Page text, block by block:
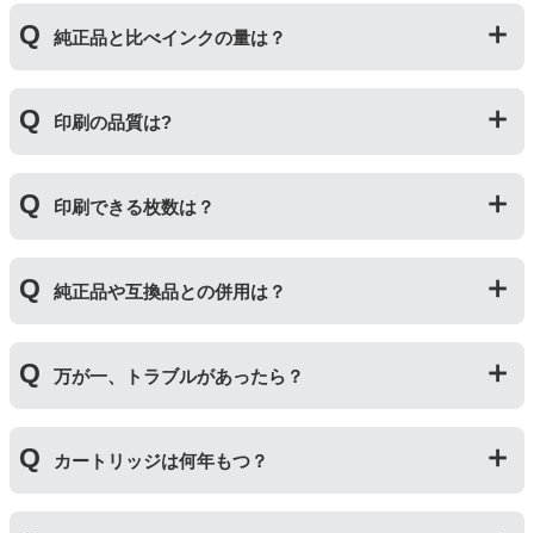
いる互換品です。プリンターに適合するように作られて
いますが、一部特許回避を目的に形状をあえて変更して
ご安心ください。
純正品と比べインクの量は？
インク量が入っており、純正インクと同等量の印刷がで
きます。（インクが純正品より多く入っていても、必ず
ん。）
印刷の品質は?
の順です。
したブログ記事がございますのでよろしければご覧くだ
純正インク・互換インク・詰め替えインクの違い【まと
め】
印刷できる枚数は？
インク量が入っており、純正インクと同等量の印刷がで
きます。（インクが純正品より多く入っていても、必ず
ん。）印刷枚数についてはご使用環境により大きく左右
純正品や互換品との併用は？
併用してご使用いただけます。（例：よく使うブラック
は互換インク、他の色は純正インクを使う等）ただし、
用おいては、当店でテストしておりません。万が一動作
ください。
万が一、トラブルがあったら？
ご相談ください。また互換インクカートリッジには「
ふ
たつの保証」を設けております。商品はご購入から１年
カートリッジは何年もつ？